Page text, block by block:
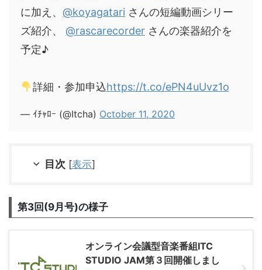
に加え、 @koyagatari さんの短編動画シリー
ズ紹介、 @rascarecorder さんの楽器紹介を
予定♪
詳細・参加申込https://t.co/ePN4uUvz1o
— ｲﾁｬﾛｰ (@Itcha) October 11, 2020
目次 [表示]
第3回(9月号)の様子
オンライン会議型音楽番組ITC
STUDIO JAM第３回開催しまし